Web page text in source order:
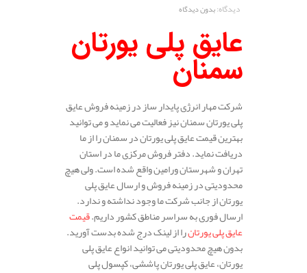
دیدگاه:بدون دیدگاه
عایق پلی یورتان
سمنان
شرکت مهار انرژی پایدار ساز در زمینه فروش عایق
پلی یورتان سمنان نیز فعالیت می نماید و می توانید
بهترین قیمت عایق پلی یورتان در سمنان را از ما
دریافت نماید. دفتر فروش مرکزی ما در استان
تهران و شهرستان ورامین واقع شده است. ولی هیچ
محدودیتی در زمینه فروش و ارسال عایق پلی
یورتان از جانب شرکت ما وجود نداشته و ندارد.
ارسال فوری به سراسر مناطق کشور داریم.قیمت
عایق پلی یورتانرا از لینک درج شده بدست آورید.
بدون هیچ محدودیتی می توانید انواع عایق پلی
یورتان، عایق پلی یورتان پاششی، کپسول پلی